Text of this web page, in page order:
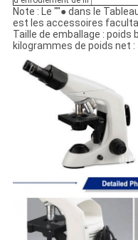
Note : Le ""● dans le
est les accessoires
Taille de emballage :
kilogrammes de poids net